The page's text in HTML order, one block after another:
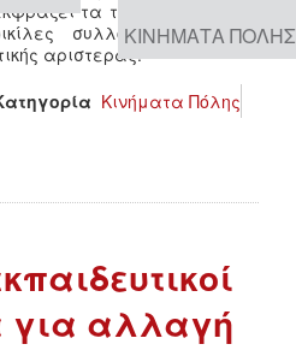
ΚΙΝΉΜΑΤΑ ΠΌΛΗΣ
τα τοπικά κινήματα
συλλογικότητες και
αριστεράς.
Κινήματα Πόλης
για αλλαγή